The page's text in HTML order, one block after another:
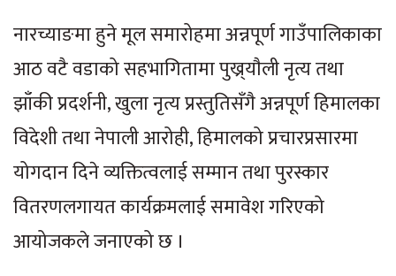
नारच्याङमा हुने मूल समारोहमा अन्नपूर्ण गाउँपालिकाका
आठ वटै वडाको सहभागितामा पुख्र्याैली नृत्य तथा
झाँकी प्रदर्शनी, खुला नृत्य प्रस्तुतिसँगै अन्नपूर्ण हिमालका
विदेशी तथा नेपाली आरोही, हिमालको प्रचारप्रसारमा
योगदान दिने व्यक्तित्वलाई सम्मान तथा पुरस्कार
वितरणलगायत कार्यक्रमलाई समावेश गरिएको
आयोजकले जनाएको छ ।